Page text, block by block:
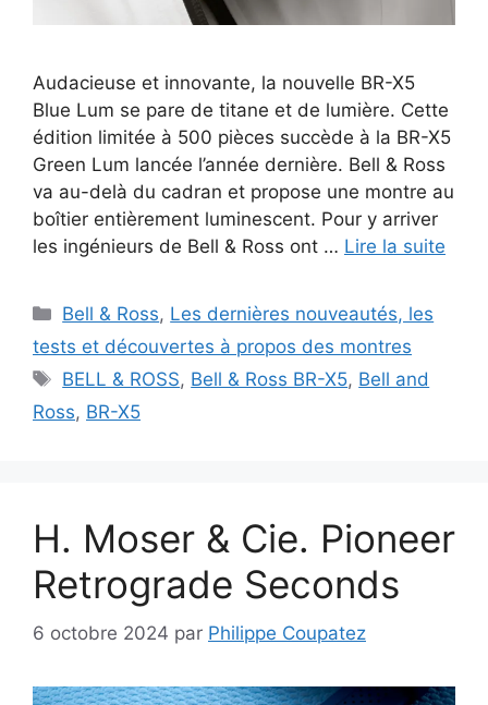
Audacieuse et innovante, la nouvelle BR-X5
Blue Lum se pare de titane et de lumière. Cette
édition limitée à 500 pièces succède à la BR-X5
Green Lum lancée l’année dernière. Bell & Ross
va au-delà du cadran et propose une montre au
boîtier entièrement luminescent. Pour y arriver
les ingénieurs de Bell & Ross ont … Lire la suite
Catégories
Bell & Ross, Les dernières nouveautés, les
tests et découvertes à propos des montres
Étiquettes
BELL & ROSS, Bell & Ross BR-X5, Bell and
Ross, BR-X5
H. Moser & Cie. Pioneer
Retrograde Seconds
6 octobre 2024 par Philippe Coupatez